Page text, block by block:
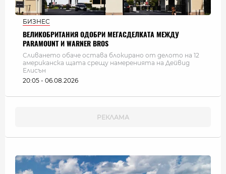
БИЗНЕС
ВЕЛИКОБРИТАНИЯ ОДОБРИ МЕГАСДЕЛКАТА МЕЖДУ
PARAMOUNT И WARNER BROS
Сливането обаче остава блокирано от делото на 12
американска щата срещу намеренията на Дейвид
Елисън
20:05 - 06.08.2026